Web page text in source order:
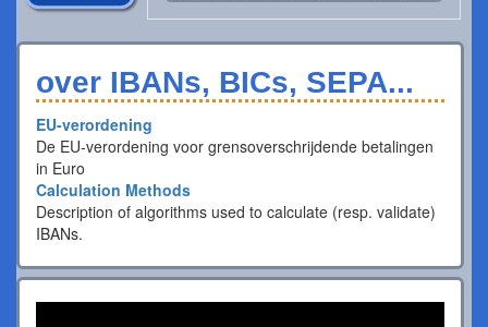
over IBANs, BICs, SEPA...
EU-verordening
De EU-verordening voor grensoverschrijdende betalingen
in Euro
Calculation Methods
Description of algorithms used to calculate (resp. validate)
IBANs.